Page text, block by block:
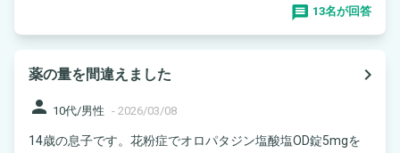
13名が回答
薬の量を間違えました
navigate_next
person 10代/男性 - 2026/03/08
14歳の息子です。花粉症でオロパタジン塩酸塩OD錠5mgを